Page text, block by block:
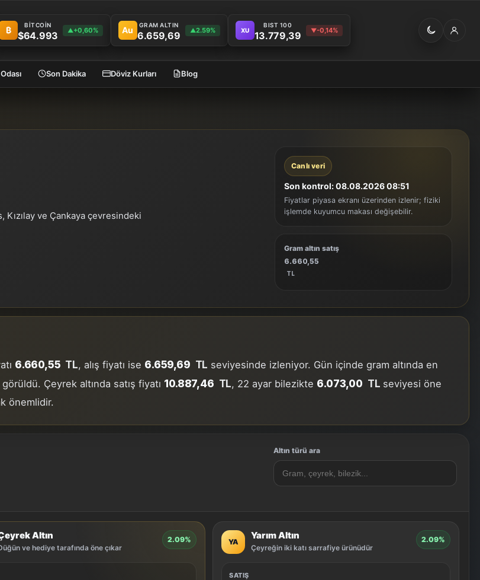
₿ BİTCOİN
$64.993 ▲+0,60% Au GRAM ALTIN
6.659,69 ▲2.59% XU
BIST 100
13.779,39 ▼-0,14%
Son Dakika Döviz Kurları Blog
Kızılay ve Çankaya çevresindeki
Canlı veri
Son kontrol: 08.08.2026 08:51
Fiyatlar piyasa ekranı üzerinden izlenir; fiziki
işlemde kuyumcu makası değişebilir.
Gram altın satış
6.660,55
TL
6.660,55 TL, alış fiyatı ise 6.659,69 TL seviyesinde izleniyor. Gün içinde gram altında en
Çeyrek altında satış fiyatı 10.887,46 TL, 22 ayar bilezikte 6.073,00 TL seviyesi öne
önemlidir.
Altın türü ara
Altın
ve hediye tarafında öne çıkar
2.09% YA
Yarım Altın
Çeyreğin iki katı sarrafiye ürünüdür
2.09%
SATIŞ